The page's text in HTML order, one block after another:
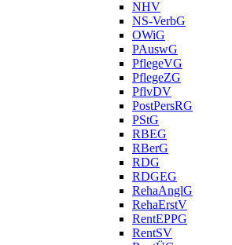
NHV
NS-VerbG
OWiG
PAuswG
PflegeVG
PflegeZG
PflvDV
PostPersRG
PStG
RBEG
RBerG
RDG
RDGEG
RehaAnglG
RehaErstV
RentEPPG
RentSV